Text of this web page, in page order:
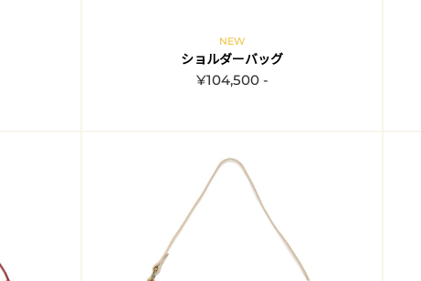
NEW
ショルダーバッグ
¥104,500 -